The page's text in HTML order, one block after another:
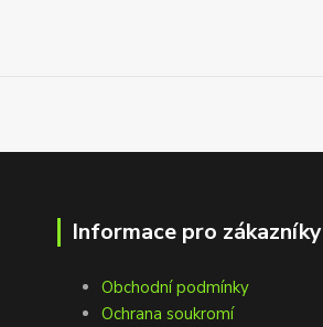
Informace pro zákazníky
Obchodní podmínky
Ochrana soukromí